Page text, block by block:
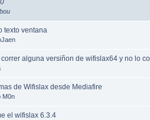
texto ventana
alguna versiñon de wifislax64 y no lo
de Wifislax desde Mediafire
M0n
el wifislax 6.3.4